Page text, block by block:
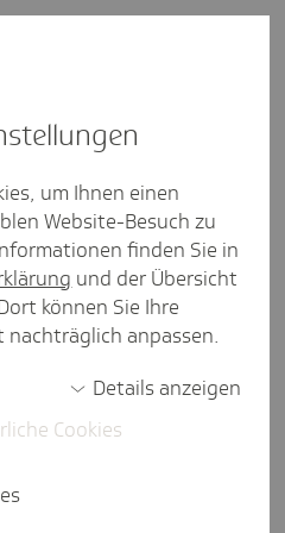
im
Entgel­ter­satz­
2025/2026
um Ihnen einen
Website-Besuch zu
finden Sie in
und der Übersicht
können Sie Ihre
anpassen.
Details anzeigen
Cookies